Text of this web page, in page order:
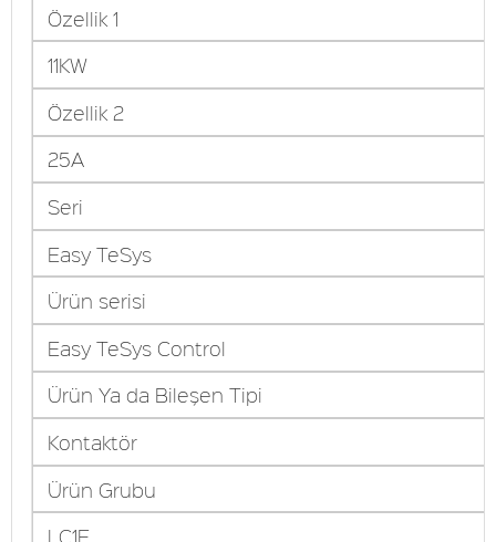
Özellik 1
11KW
Özellik 2
25A
Seri
Easy TeSys
Ürün serisi
Easy TeSys Control
Ürün Ya da Bileşen Tipi
Kontaktör
Ürün Grubu
LC1E